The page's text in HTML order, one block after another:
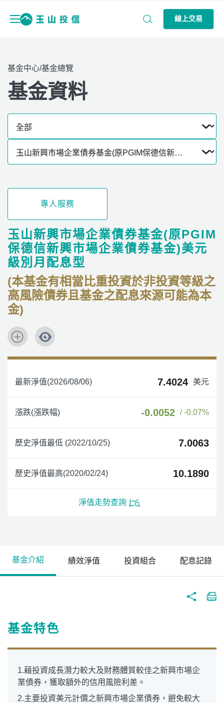
線上交易
基金中心/基金總覽
基金資料
專人服務
玉山新興市場企業債券基金(原PGIM
保德信新興市場企業債券基金)美元
級別月配息型
(本基金有相當比重投資於非投資等級之
高風險債券且基金之配息來源可能為本
金)
最新淨值(2026/08/06) 7.4024 美元
漲跌(漲跌幅) -0.0052 / -0.07%
歷史淨值最低 (2022/10/25) 7.0063
歷史淨值最高(2020/02/24) 10.1890
淨值走勢查詢
基金介紹 績效淨值 投資組合 配息記錄
基金特色
1.藉投資成長潛力較大及財務體質較佳之新興市場企
業債券，獲取額外的信用風險利差。
2.主要投資美元計價之新興市場企業債券，避免較大